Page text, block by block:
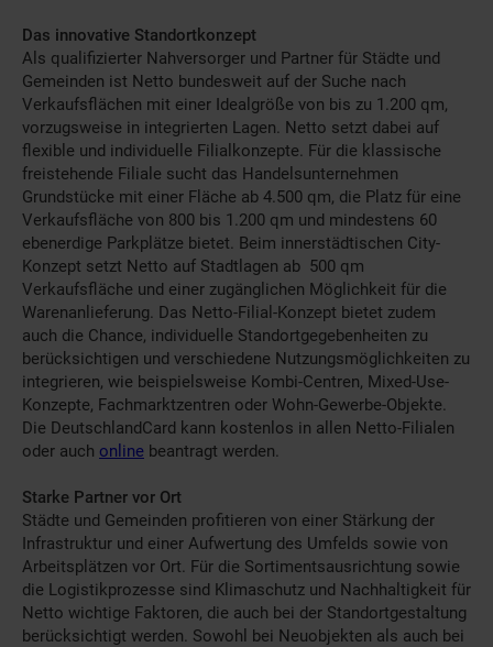
Das innovative Standortkonzept
Als qualifizierter Nahversorger und Partner für Städte und
Gemeinden ist Netto bundesweit auf der Suche nach
Verkaufsflächen mit einer Idealgröße von bis zu 1.200 qm,
vorzugsweise in integrierten Lagen. Netto setzt dabei auf
flexible und individuelle Filialkonzepte. Für die klassische
freistehende Filiale sucht das Handelsunternehmen
Grundstücke mit einer Fläche ab 4.500 qm, die Platz für eine
Verkaufsfläche von 800 bis 1.200 qm und mindestens 60
ebenerdige Parkplätze bietet. Beim innerstädtischen City-
Konzept setzt Netto auf Stadtlagen ab 500 qm
Verkaufsfläche und einer zugänglichen Möglichkeit für die
Warenanlieferung. Das Netto-Filial-Konzept bietet zudem
auch die Chance, individuelle Standortgegebenheiten zu
berücksichtigen und verschiedene Nutzungsmöglichkeiten zu
integrieren, wie beispielsweise Kombi-Centren, Mixed-Use-
Konzepte, Fachmarktzentren oder Wohn-Gewerbe-Objekte.
Die DeutschlandCard kann kostenlos in allen Netto-Filialen
oder auch online beantragt werden.
Starke Partner vor Ort
Städte und Gemeinden profitieren von einer Stärkung der
Infrastruktur und einer Aufwertung des Umfelds sowie von
Arbeitsplätzen vor Ort. Für die Sortimentsausrichtung sowie
die Logistikprozesse sind Klimaschutz und Nachhaltigkeit für
Netto wichtige Faktoren, die auch bei der Standortgestaltung
berücksichtigt werden. Sowohl bei Neuobjekten als auch bei